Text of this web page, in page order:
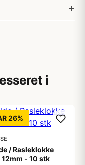
i
26%
/ Rasleklokke
12mm - 10 stk